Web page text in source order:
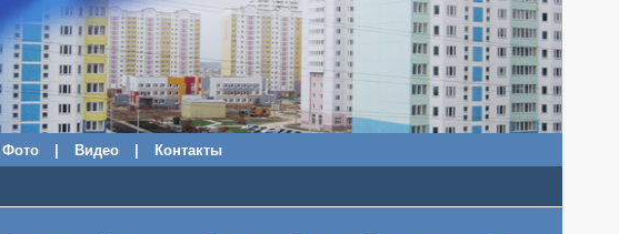
Фото Видео Контакты